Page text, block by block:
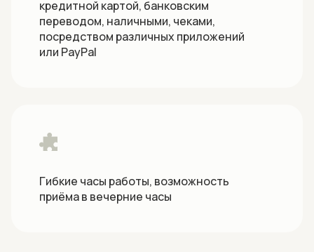
кредитной картой, банковским
переводом, наличными, чеками,
посредством различных приложений
или PayPal
Гибкие часы работы, возможность
приёма в вечерние часы